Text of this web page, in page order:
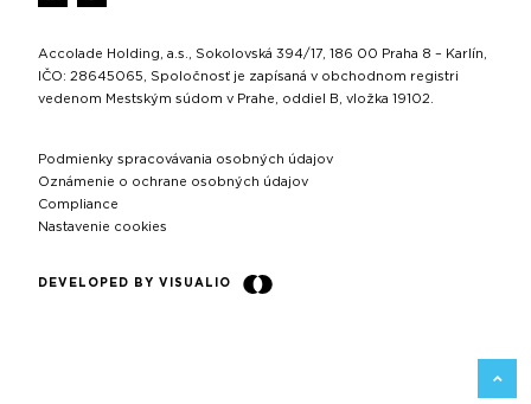
Accolade Holding, a.s., Sokolovská 394/17, 186 00 Praha 8 – Karlín,
IČO: 28645065, Spoločnosť je zapísaná v obchodnom registri
vedenom Mestským súdom v Prahe, oddiel B, vložka 19102.
Podmienky spracovávania osobných údajov
Oznámenie o ochrane osobných údajov
Compliance
Nastavenie cookies
DEVELOPED BY VISUALIO
SPÄŤ